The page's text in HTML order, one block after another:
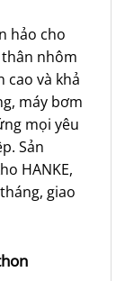
hảo cho
nhôm
cao và khả
máy bơm
mọi yêu
Sản
HANKE,
giao